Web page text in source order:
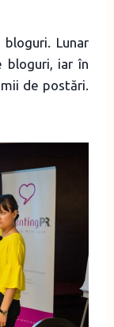
Lunar
bloguri, iar în
de postări.